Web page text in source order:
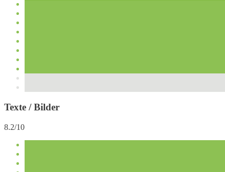
Texte / Bilder
8.2/10